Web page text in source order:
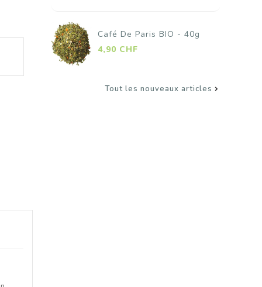
Ail Granule BIO - 50g
4,90 CHFPrix
Tout les nouveaux articles 